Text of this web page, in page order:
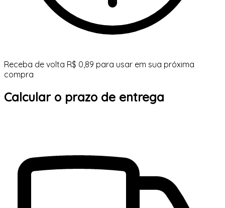
Receba de volta R$ 0,89 para usar em sua próxima
compra
Calcular o prazo de entrega